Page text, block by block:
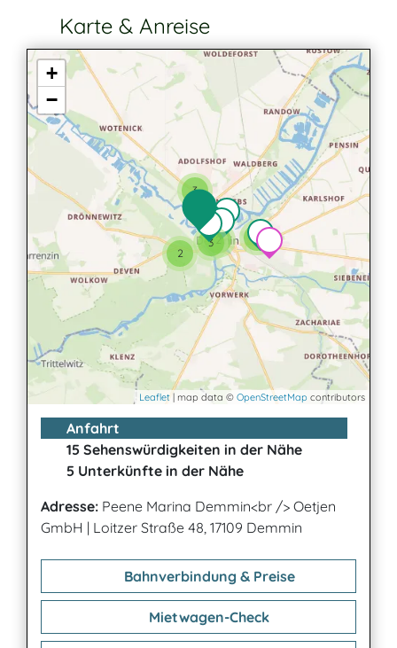
Karte & Anreise
3
2
3
2
3
+
−
Leaflet | map data © OpenStreetMap contributors
Anfahrt
15 Sehenswürdigkeiten in der Nähe
5 Unterkünfte in der Nähe
Adresse: Peene Marina Demmin<br /> Oetjen
GmbH | Loitzer Straße 48, 17109 Demmin
Bahnverbindung & Preise
Mietwagen-Check